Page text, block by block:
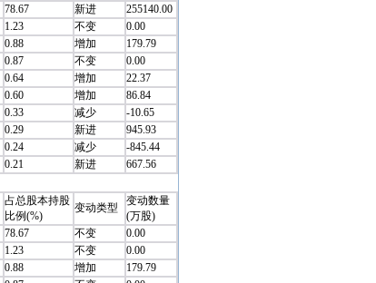
78.67 新进
255140.00
1.23 不变
0.00
0.88 增加
179.79
0.87 不变
0.00
0.64 增加
22.37
0.60 增加
86.84
0.33 减少
-10.65
0.29 新进
945.93
0.24 减少
-845.44
0.21 新进 667.56
占总股本持股
比例(%)
变动类型
变动数量
(万股)
78.67 不变
0.00
1.23 不变
0.00
0.88 增加
179.79